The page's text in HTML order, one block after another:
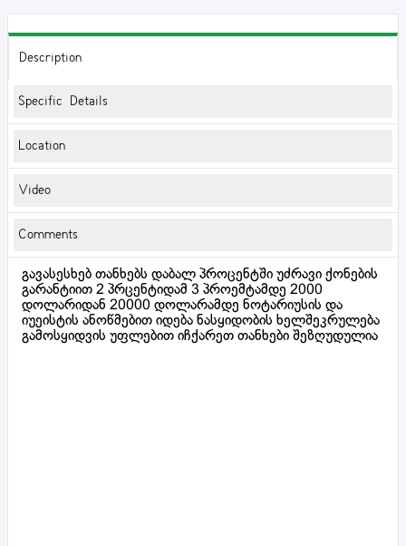
Description
Specific Details
Location
Video
Comments
გავასესხებ თანხებს დაბალ პროცენტში უძრავი ქონების
გარანტიით 2 პრცენტიდამ 3 პროემტამდე 2000
დოლარიდან 20000 დოლარამდე ნოტარიუსის და
იუეისტის ანოწმებით იდება ნასყიდობის ხელშეკრულება
გამოსყიდვის უფლებით იჩქარეთ თანხები შეზღუდულია